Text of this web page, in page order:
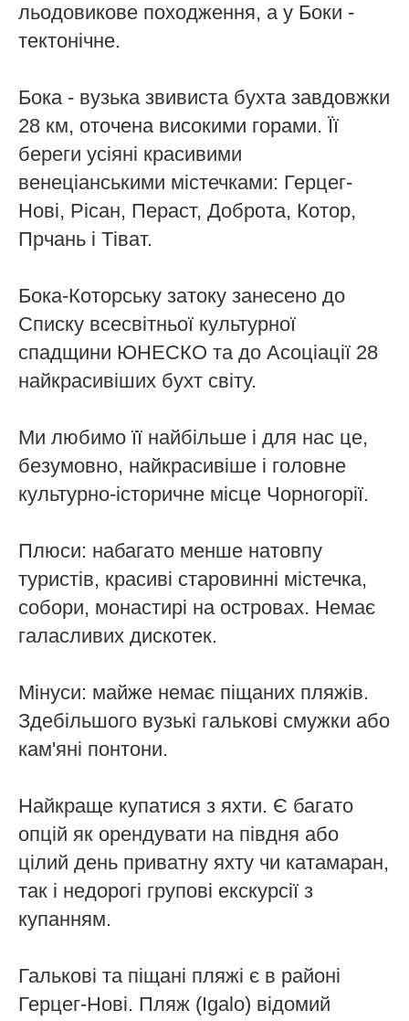
льодовикове походження, а у Боки -
тектонічне.
Бока - вузька звивиста бухта завдовжки
28 км, оточена високими горами. Її
береги усіяні красивими
венеціанськими містечками: Герцег-
Нові, Рісан, Пераст, Доброта, Котор,
Прчань і Тіват.
Бока-Которську затоку занесено до
Списку всесвітньої культурної
спадщини ЮНЕСКО та до Асоціації 28
найкрасивіших бухт світу.
Ми любимо її найбільше і для нас це,
безумовно, найкрасивіше і головне
культурно-історичне місце Чорногорії.
Плюси: набагато менше натовпу
туристів, красиві старовинні містечка,
собори, монастирі на островах. Немає
галасливих дискотек.
Мінуси: майже немає піщаних пляжів.
Здебільшого вузькі галькові смужки або
кам'яні понтони.
Найкраще купатися з яхти. Є багато
опцій як орендувати на півдня або
цілий день приватну яхту чи катамаран,
так і недорогі групові екскурсії з
купанням.
Галькові та піщані пляжі є в районі
Герцег-Нові. Пляж (Igalo) відомий